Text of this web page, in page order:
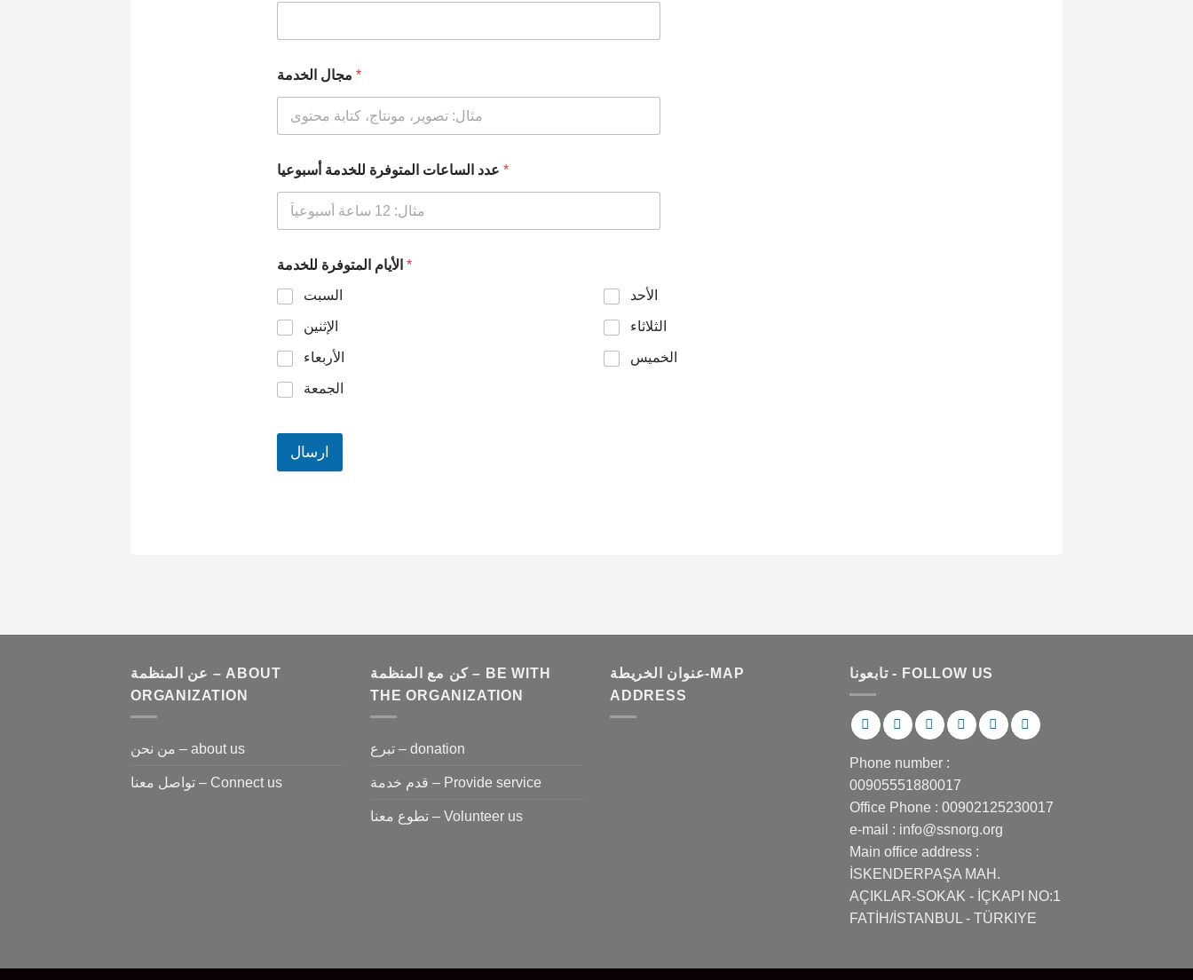
*
*
*
السبت
الأحد
الإثنين الثلاثاء
الأربعاء الخميس
الجمعة
ارسال
عن المنظمة – ABOUT
ORGANIZATION
من نحن – about us
تواصل معنا – Connect us
كن مع المنظمة – BE WITH
THE ORGANIZATION
تبرع – donation
قدم خدمة – Provide service
تطوع معنا – Volunteer us
عنوان الخريطة-MAP
ADDRESS
تابعونا - FOLLOW US
Phone number :
00905551880017
Office Phone : 00902125230017
e-mail : info@ssnorg.org
Main office address :
İSKENDERPAŞA MAH.
AÇIKLAR-SOKAK - İÇKAPI NO:1
FATİH/İSTANBUL - TÜRKIYE